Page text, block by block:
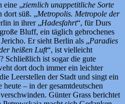
eine „ziemlich unappetitliche Sorte
dort süß. „Metropolis. Metropole der
in ihrer „Hadesfahrt“, für Durs
Bluff, ein täglich gebrochenes
Jericho. Er sieht Berlin als „Paradies
heißen Luft“, ist vielleicht
Schließlich ist sogar die gute
dort doch immer ein leichter
Leerstellen der Stadt und singt ein
heute – in der gesamtdeutschen
Günter Grass berichtet